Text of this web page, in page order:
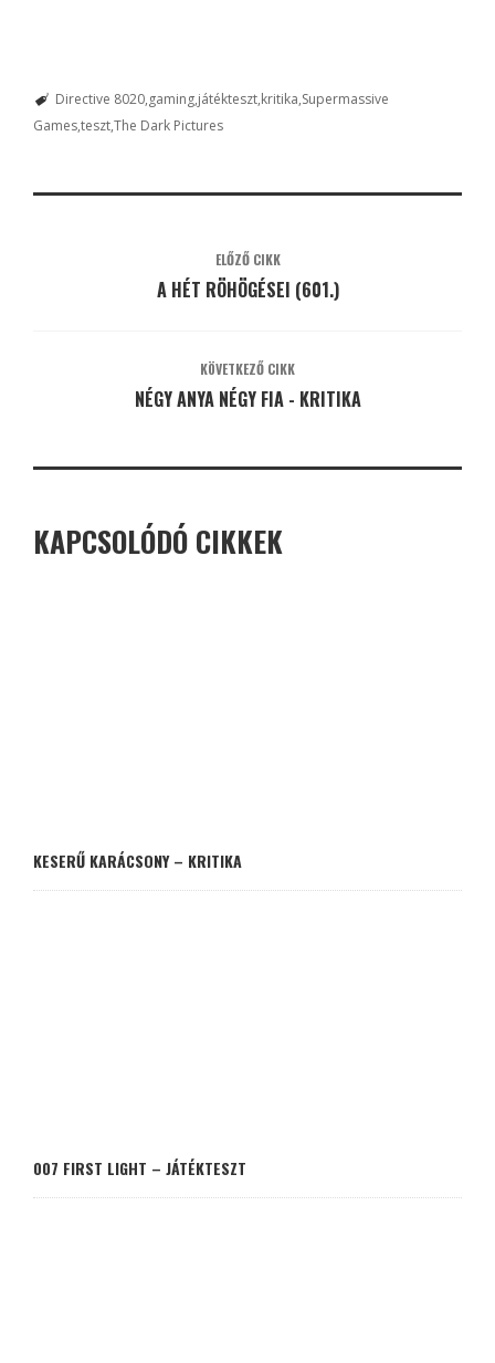
Directive 8020 gaming játékteszt kritika Supermassive
GamestesztThe Dark Pictures
ELŐZŐ CIKK
A HÉT RÖHÖGÉSEI (601.)
KÖVETKEZŐ CIKK
NÉGY ANYA NÉGY FIA - KRITIKA
KAPCSOLÓDÓ CIKKEK
KESERŰ KARÁCSONY – KRITIKA
007 FIRST LIGHT – JÁTÉKTESZT